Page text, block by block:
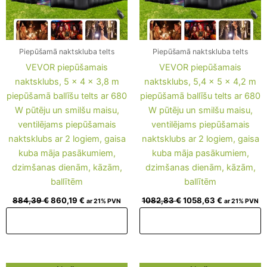
Piepūšamā naktskluba telts
VEVOR piepūšamais
naktsklubs, 5 x 4 x 3,8 m
piepūšamā ballīšu telts ar 680
W pūtēju un smilšu maisu,
ventilējams piepūšamais
naktsklubs ar 2 logiem, gaisa
kuba māja pasākumiem,
dzimšanas dienām, kāzām,
ballītēm
884,39€860,19 € ar 21% PVN
Piepūšamā naktskluba telts
VEVOR piepūšamais
naktsklubs, 5,4 x 5 x 4,2 m
piepūšamā ballīšu telts ar 680
W pūtēju un smilšu maisu,
ventilējams piepūšamais
naktsklubs ar 2 logiem, gaisa
kuba māja pasākumiem,
dzimšanas dienām, kāzām,
ballītēm
1082,83€1058,63 € ar 21% PVN